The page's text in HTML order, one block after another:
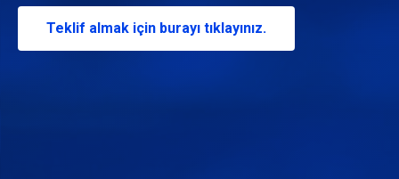
Teklif almak için burayı tıklayınız.